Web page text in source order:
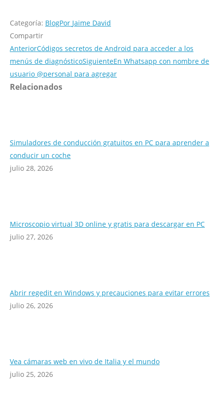
Categoría: BlogPor Jaime David
Compartir
AnteriorCódigos secretos de Android para acceder a los
menús de diagnósticoSiguienteEn Whatsapp con nombre de
usuario @personal para agregar
Relacionados
Simuladores de conducción gratuitos en PC para aprender a
conducir un coche
julio 28, 2026
Microscopio virtual 3D online y gratis para descargar en PC
julio 27, 2026
Abrir regedit en Windows y precauciones para evitar errores
julio 26, 2026
Vea cámaras web en vivo de Italia y el mundo
julio 25, 2026